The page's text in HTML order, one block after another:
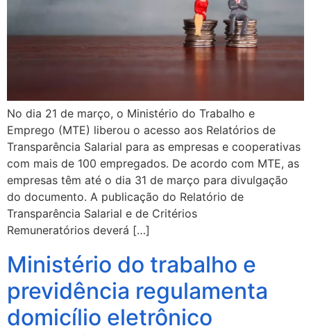
No dia 21 de março, o Ministério do Trabalho e
Emprego (MTE) liberou o acesso aos Relatórios de
Transparência Salarial para as empresas e cooperativas
com mais de 100 empregados. De acordo com MTE, as
empresas têm até o dia 31 de março para divulgação
do documento. A publicação do Relatório de
Transparência Salarial e de Critérios
Remuneratórios deverá […]
Ministério do trabalho e
previdência regulamenta
domicílio eletrônico